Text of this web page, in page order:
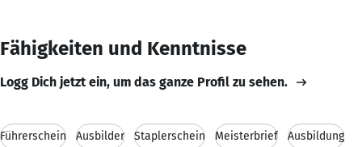
Fähigkeiten und Kenntnisse
Logg Dich jetzt ein, um das ganze Profil zu sehen.
Führerschein Ausbilder Staplerschein Meisterbrief Ausbildung